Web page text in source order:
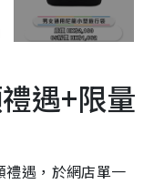
遇+限量
遇，於網店單一